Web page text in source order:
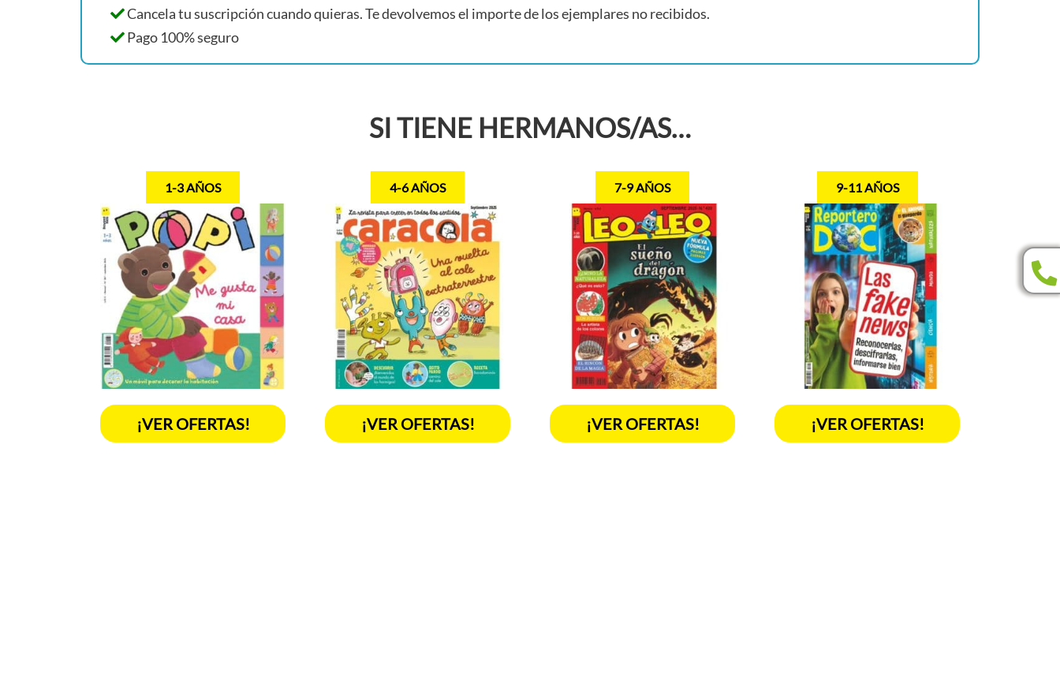
Cancela tu suscripción cuando quieras. Te devolvemos el importe de los ejemplares no recibidos.
Pago 100% seguro
SI TIENE HERMANOS/AS…
1-3 AÑOS
¡VER OFERTAS!
4-6 AÑOS
¡VER OFERTAS!
7-9 AÑOS
¡VER OFERTAS!
9-11 AÑOS
¡VER OFERTAS!